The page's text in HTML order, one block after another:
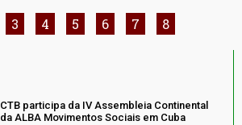
3 4 5 6 7 8
CTB participa da IV Assembleia Continental
da ALBA Movimentos Sociais em Cuba